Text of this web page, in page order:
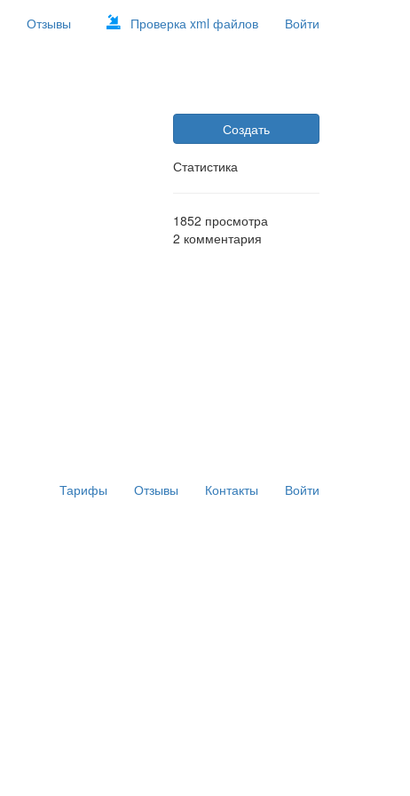
Отзывы Проверка xml файлов Войти
Создать
Статистика
1852 просмотра
2 комментария
Тарифы Отзывы Контакты
Войти